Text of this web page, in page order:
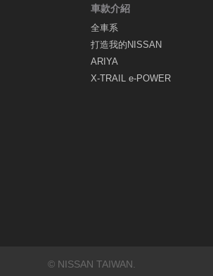
車款介紹
全車系
打造我的NISSAN
ARIYA
X-TRAIL e-POWER
© NISSAN TAIWAN.